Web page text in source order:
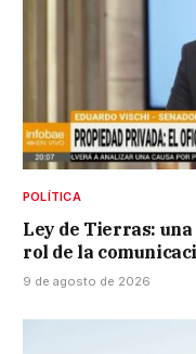
POLÍTICA
Ley de Tierras:
rol de la
9 de agosto de 2026